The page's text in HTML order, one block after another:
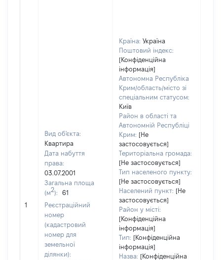
1
Вид об'єкта:
Квартира
Дата набуття
права:
03.07.2001
Загальна площа
(м2):
61
Реєстраційний
номер
(кадастровий
номер для
земельної
ділянки):
Країна: Україна
Поштовий індекс:
[Конфіденційна
інформація]
Автономна Республіка
Крим/область/місто зі
спеціальним статусом:
Київ
Район в області та
Автономній Республіці
Крим: [Не
застосовується]
Територіальна громада:
[Не застосовується]
Тип населеного пункту:
[Не застосовується]
Населений пункт: [Не
застосовується]
Район у місті:
[Конфіденційна
інформація]
Тип: [Конфіденційна
інформація]
Назва: [Конфіденційна